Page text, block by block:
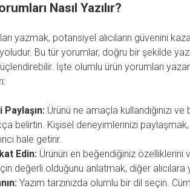
Nasıl Yazılır?
ları yazmak, potansiyel alıcıların güvenini
Bu tür yorumlar, doğru bir şekilde
İşte olumlu ürün yorumları
Ürünü ne amaçla kullandığınızı
belirtin. Kişisel deneyimlerinizi
hale getirir.
Edin:Ürünün en beğendiğiniz özelliklerini
değerli olduğunu anlatmak, diğer alıcılara
Yazım tarzınızda olumlu bir dil seçin.